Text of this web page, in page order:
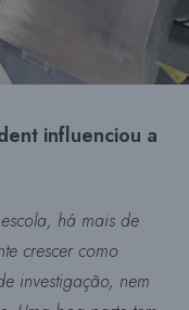
influenciou a
há mais de
crescer como
investigação, nem